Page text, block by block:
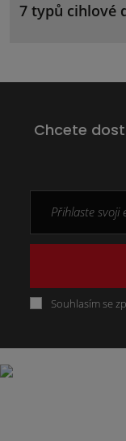
7 typů cihlové
Chcete
Souhlasím se